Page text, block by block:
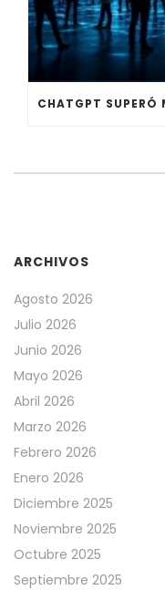
ARCHIVOS
Agosto 2026
Julio 2026
Junio 2026
Mayo 2026
Abril 2026
Marzo 2026
Febrero 2026
Enero 2026
Diciembre 2025
Noviembre 2025
Octubre 2025
Septiembre 2025